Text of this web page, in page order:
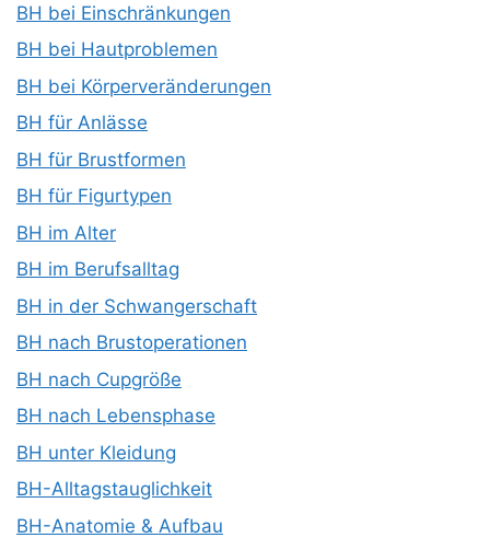
BH bei Einschränkungen
BH bei Hautproblemen
BH bei Körperveränderungen
BH für Anlässe
BH für Brustformen
BH für Figurtypen
BH im Alter
BH im Berufsalltag
BH in der Schwangerschaft
BH nach Brustoperationen
BH nach Cupgröße
BH nach Lebensphase
BH unter Kleidung
BH-Alltagstauglichkeit
BH-Anatomie & Aufbau